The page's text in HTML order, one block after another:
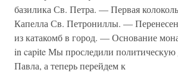
базилика Св. Петра. — Первая
Капелла Св. Петрониллы. —
из катакомб в город. — Основание
in capite Мы проследили политическую
Павла, а теперь перейдем к